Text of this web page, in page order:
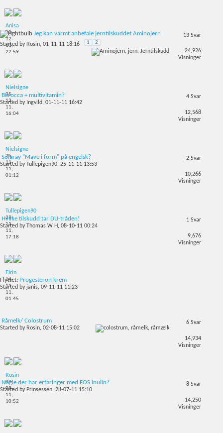
Anisa
08-
12-
11,
22:59
Jeg kan varmt anbefale jerntilskuddet Aminojern
Started by Rosin, 01-11-11 18:16 1 2
13 Svar
24,926
Visninger
Nielsigne
05-
12-
11,
16:04
Berocca + multivitamin?
Started by Ingvild, 01-11-11 16:42
4 Svar
12,568
Visninger
Nielsigne
26-
11-
11,
01:12
Solaray "Mave i form" på engelsk?
Started byTullepigen90, 25-11-11 13:53
2 Svar
10,266
Visninger
Tullepigen90
25-
11-
11,
17:18
Hvilke tilskudd tar DU-tråden!
Started byThomas W H, 08-10-11 00:24
1 Svar
9,676
Visninger
Eirin
14-
11-
11,
01:45
Flyttet: Progesteron krem
Started by janis, 09-11-11 11:23
Råmelk/ Colostrum
Started by Rosin, 02-08-11 15:02
6 Svar
14,934
Visninger
Rosin
09-
09-
11,
10:52
Nogle der har erfaringer med FOS inulin?
Started by Prinsessen, 28-07-11 15:10
8 Svar
14,250
Visninger